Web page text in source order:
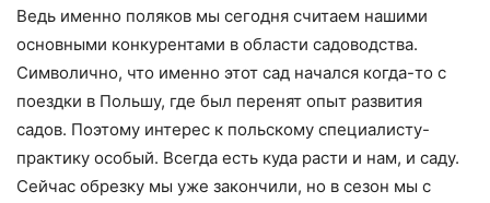
Ведь именно поляков мы сегодня считаем нашими
основными конкурентами в области садоводства.
Символично, что именно этот сад начался когда-то с
поездки в Польшу, где был перенят опыт развития
садов. Поэтому интерес к польскому специалисту-
практику особый. Всегда есть куда расти и нам, и саду.
Сейчас обрезку мы уже закончили, но в сезон мы с